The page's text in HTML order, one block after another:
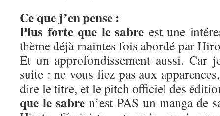
Ce que j’en pense :
Plus forte que le sabre est une
thème déjà maintes fois abordé par
Et un approfondissement aussi. Car
suite : ne vous fiez pas aux
dire le titre, et le pitch officiel des
que le sabren’est PAS un manga de